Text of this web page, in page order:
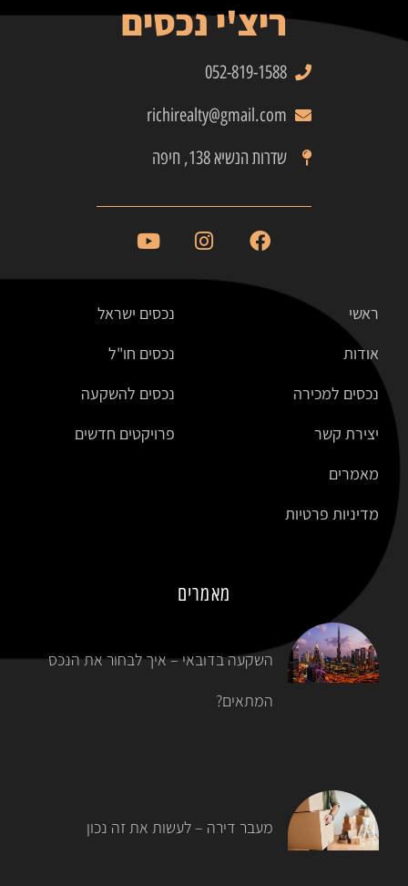
ריצ'י נכסים
052-819-1588
richirealty@gmail.com
שדרות הנשיא 138, חיפה
ראשי
אודות
נכסים למכירה
יצירת קשר
מאמרים
מדיניות פרטיות
נכסים ישראל
נכסים חו"ל
נכסים להשקעה
פרויקטים חדשים
מאמרים
השקעה בדובאי – איך לבחור את הנכס
המתאים?
מעבר דירה – לעשות את זה נכון